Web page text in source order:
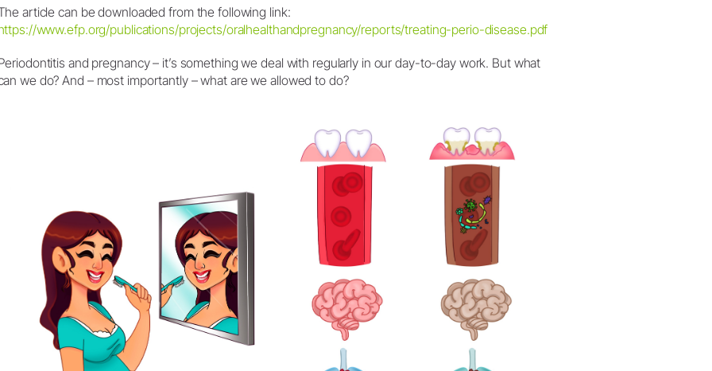
Laboratório de Prótese Dental
Equipamentos para laboratório
Peças de mão
Registro de produtos
article can be downloaded from the following link:
www.efp.org/publications/projects/oralhealthandpregnancy/reports/treating-perio-disease.pdf
and pregnancy – it’s something we deal with regularly in our day-to-day work. But what
we do? And – most importantly – what are we allowed to do?